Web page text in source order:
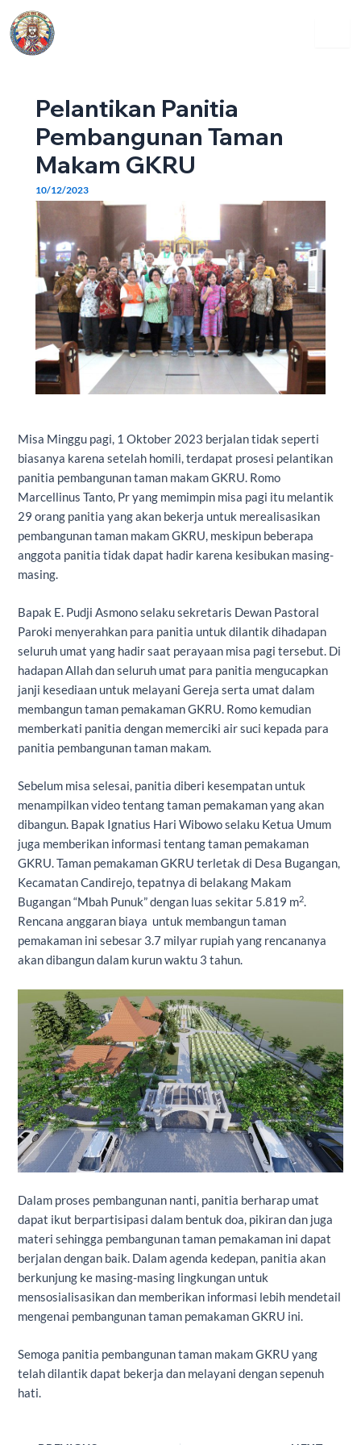
to
content
Pelantikan Panitia
Pembangunan Taman
Makam GKRU
10/12/2023
Misa Minggu pagi, 1 Oktober 2023 berjalan tidak seperti
biasanya karena setelah homili, terdapat prosesi pelantikan
panitia pembangunan taman makam GKRU. Romo
Marcellinus Tanto, Pr yang memimpin misa pagi itu melantik
29 orang panitia yang akan bekerja untuk merealisasikan
pembangunan taman makam GKRU, meskipun beberapa
anggota panitia tidak dapat hadir karena kesibukan masing-
masing.
Bapak E. Pudji Asmono selaku sekretaris Dewan Pastoral
Paroki menyerahkan para panitia untuk dilantik dihadapan
seluruh umat yang hadir saat perayaan misa pagi tersebut. Di
hadapan Allah dan seluruh umat para panitia mengucapkan
janji kesediaan untuk melayani Gereja serta umat dalam
membangun taman pemakaman GKRU. Romo kemudian
memberkati panitia dengan memerciki air suci kepada para
panitia pembangunan taman makam.
Sebelum misa selesai, panitia diberi kesempatan untuk
menampilkan video tentang taman pemakaman yang akan
dibangun. Bapak Ignatius Hari Wibowo selaku Ketua Umum
juga memberikan informasi tentang taman pemakaman
GKRU. Taman pemakaman GKRU terletak di Desa Bugangan,
Kecamatan Candirejo, tepatnya di belakang Makam
Bugangan “Mbah Punuk” dengan luas sekitar 5.819 m2.
Rencana anggaran biaya untuk membangun taman
pemakaman ini sebesar 3.7 milyar rupiah yang rencananya
akan dibangun dalam kurun waktu 3 tahun.
Dalam proses pembangunan nanti, panitia berharap umat
dapat ikut berpartisipasi dalam bentuk doa, pikiran dan juga
materi sehingga pembangunan taman pemakaman ini dapat
berjalan dengan baik. Dalam agenda kedepan, panitia akan
berkunjung ke masing-masing lingkungan untuk
mensosialisasikan dan memberikan informasi lebih mendetail
mengenai pembangunan taman pemakaman GKRU ini.
Semoga panitia pembangunan taman makam GKRU yang
telah dilantik dapat bekerja dan melayani dengan sepenuh
hati.
Post
navigation